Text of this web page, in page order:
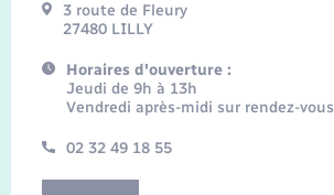
3 route de Fleury
27480 LILLY
Horaires d'ouverture :
Jeudi de 9h à 13h
Vendredi après-midi sur rendez-vous
02 32 49 18 55